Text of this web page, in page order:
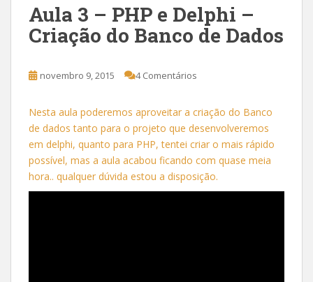
Aula 3 – PHP e Delphi –
Criação do Banco de Dados
novembro 9, 2015 4 Comentários
Nesta aula poderemos aproveitar a criação do Banco
de dados tanto para o projeto que desenvolveremos
em delphi, quanto para PHP, tentei criar o mais rápido
possível, mas a aula acabou ficando com quase meia
hora.. qualquer dúvida estou a disposição.